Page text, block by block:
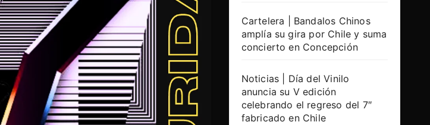
Cartelera | Bandalos Chinos
amplía su gira por Chile y suma
concierto en Concepción
Noticias | Día del Vinilo
anuncia su V edición
celebrando el regreso del 7″
fabricado en Chile